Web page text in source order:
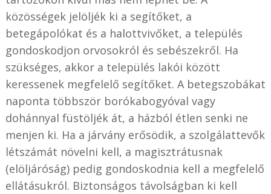
közösségek jelöljék ki a segítőket, a
betegápolókat és a halottvivőket, a település
gondoskodjon orvosokról és sebészekről. Ha
szükséges, akkor a település lakói között
keressenek megfelelő segítőket. A betegszobákat
naponta többször borókabogyóval vagy
dohánnyal füstöljék át, a házból étlen senki ne
menjen ki. Ha a járvány erősödik, a szolgálattevők
létszámát növelni kell, a magisztrátusnak
(elöljáróság) pedig gondoskodnia kell a megfelelő
ellátásukról. Biztonságos távolságban ki kell